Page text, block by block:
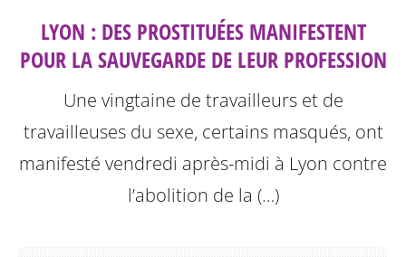
LYON : DES PROSTITUÉES MANIFESTENT
POUR LA SAUVEGARDE DE LEUR PROFESSION
Une vingtaine de travailleurs et de
travailleuses du sexe, certains masqués, ont
manifesté vendredi après-midi à Lyon contre
l’abolition de la (…)